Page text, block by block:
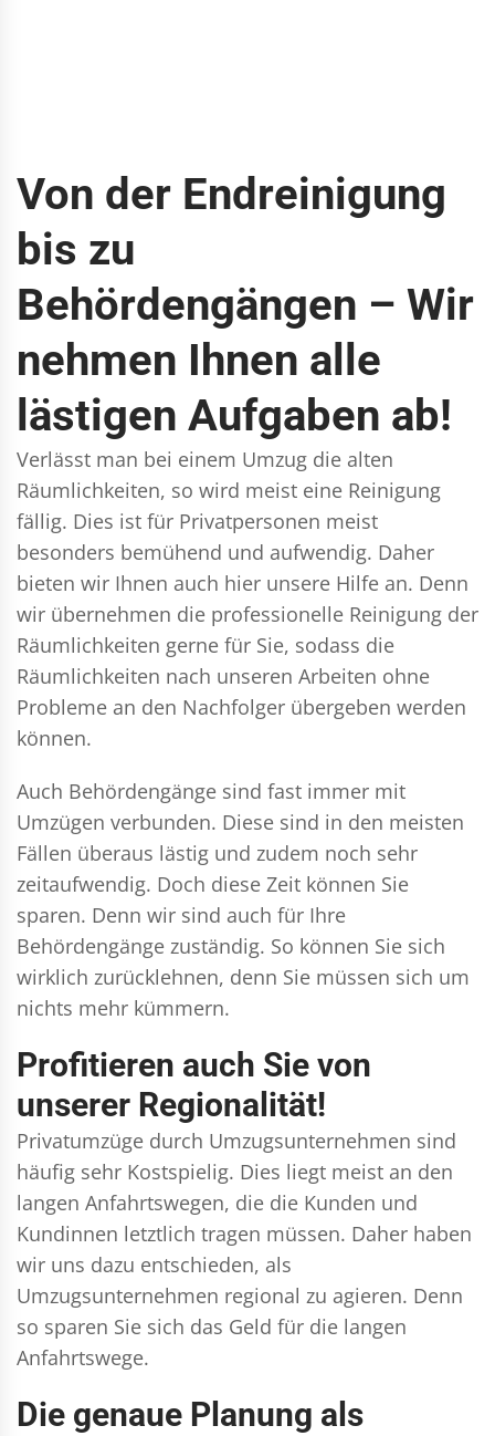
Von der Endreinigung
bis zu
Behördengängen – Wir
nehmen Ihnen alle
lästigen Aufgaben ab!
Verlässt man bei einem Umzug die alten
Räumlichkeiten, so wird meist eine Reinigung
fällig. Dies ist für Privatpersonen meist
besonders bemühend und aufwendig. Daher
bieten wir Ihnen auch hier unsere Hilfe an. Denn
wir übernehmen die professionelle Reinigung der
Räumlichkeiten gerne für Sie, sodass die
Räumlichkeiten nach unseren Arbeiten ohne
Probleme an den Nachfolger übergeben werden
können.
Auch Behördengänge sind fast immer mit
Umzügen verbunden. Diese sind in den meisten
Fällen überaus lästig und zudem noch sehr
zeitaufwendig. Doch diese Zeit können Sie
sparen. Denn wir sind auch für Ihre
Behördengänge zuständig. So können Sie sich
wirklich zurücklehnen, denn Sie müssen sich um
nichts mehr kümmern.
Profitieren auch Sie von
unserer Regionalität!
Privatumzüge durch Umzugsunternehmen sind
häufig sehr Kostspielig. Dies liegt meist an den
langen Anfahrtswegen, die die Kunden und
Kundinnen letztlich tragen müssen. Daher haben
wir uns dazu entschieden, als
Umzugsunternehmen regional zu agieren. Denn
so sparen Sie sich das Geld für die langen
Anfahrtswege.
Die genaue Planung als